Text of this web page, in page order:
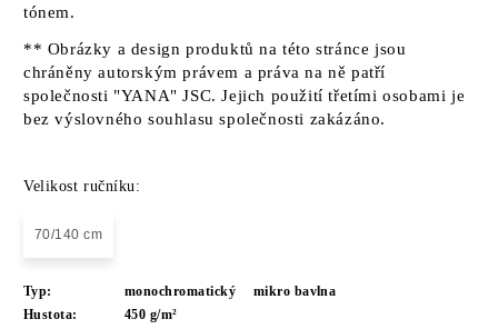
tónem.
** Obrázky a design produktů na této stránce jsou
chráněny autorským právem a práva na ně patří
společnosti "YANA" JSC. Jejich použití třetími osobami je
bez výslovného souhlasu společnosti zakázáno.
Velikost ručníku:
70/140 cm
Typ: monochromatický
mikro bavlna
Hustota:
450 g/m²